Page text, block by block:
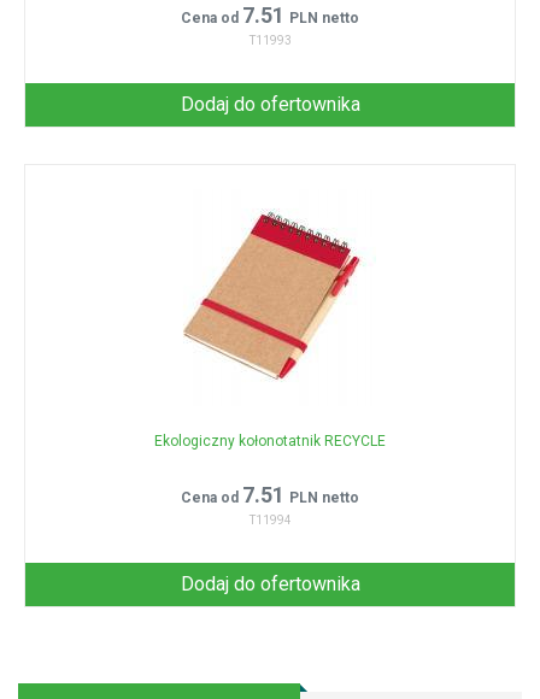
Cena od 7.51 PLN netto
T11993
Dodaj do ofertownika
Ekologiczny kołonotatnik RECYCLE
Cena od 7.51 PLN netto
T11994
Dodaj do ofertownika